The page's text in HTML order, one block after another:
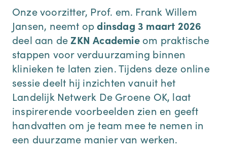
Onze voorzitter, Prof. em. Frank Willem
Jansen, neemt opdinsdag 3 maart 2026
deel aan de ZKN Academieom praktische
stappen voor verduurzaming binnen
klinieken te laten zien. Tijdens deze online
sessie deelt hij inzichten vanuit het
Landelijk Netwerk De Groene OK, laat
inspirerende voorbeelden zien en geeft
handvatten om je team mee te nemen in
een duurzame manier van werken.